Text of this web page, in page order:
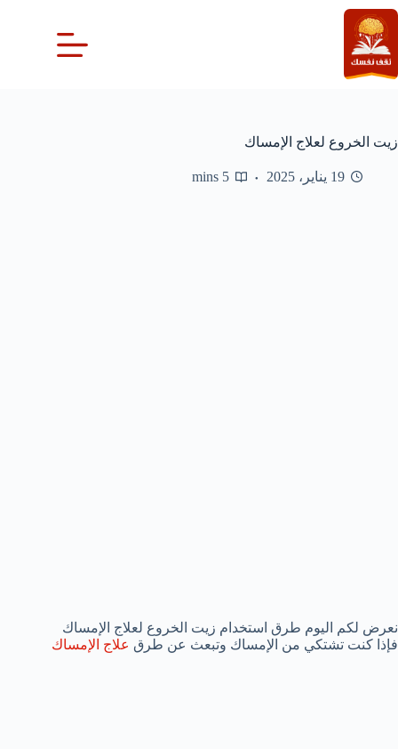
التجاوز
إلى
المحتوى
زيت الخروع لعلاج الإمساك
19 يناير، 2025 5 mins
نعرض لكم اليوم طرق استخدام زيت الخروع لعلاج الإمساك
فإذا كنت تشتكي من الإمساك وتبعث عن طرق علاج الإمساك